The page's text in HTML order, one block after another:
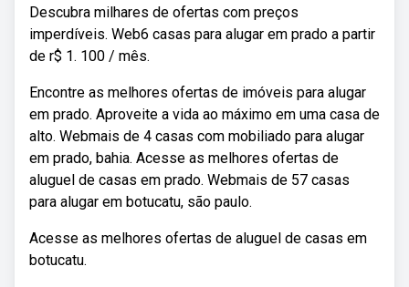
Descubra milhares de ofertas com preços
imperdíveis. Web6 casas para alugar em prado a partir
de r$ 1. 100 / mês.
Encontre as melhores ofertas de imóveis para alugar
em prado. Aproveite a vida ao máximo em uma casa de
alto. Webmais de 4 casas com mobiliado para alugar
em prado, bahia. Acesse as melhores ofertas de
aluguel de casas em prado. Webmais de 57 casas
para alugar em botucatu, são paulo.
Acesse as melhores ofertas de aluguel de casas em
botucatu.